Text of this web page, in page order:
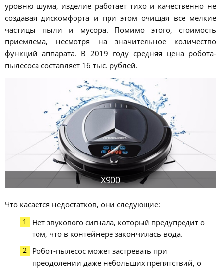
уровню шума, изделие работает тихо и качественно не
создавая дискомфорта и при этом очищая все мелкие
частицы пыли и мусора. Помимо этого, стоимость
приемлема, несмотря на значительное количество
функций аппарата. В 2019 году средняя цена робота-
пылесоса составляет 16 тыс. рублей.
Х900
Что касается недостатков, они следующие:
Нет звукового сигнала, который предупредит о
том, что в контейнере закончилась вода.
Робот-пылесос может застревать при
преодолении даже небольших препятствий, о